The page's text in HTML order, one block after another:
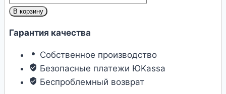
товара
на
«Хохлома
Санкт-
Петербург»
В корзину
Гарантия качества
Собственное производство
Безопасные платежи ЮKassa
Беспроблемный возврат